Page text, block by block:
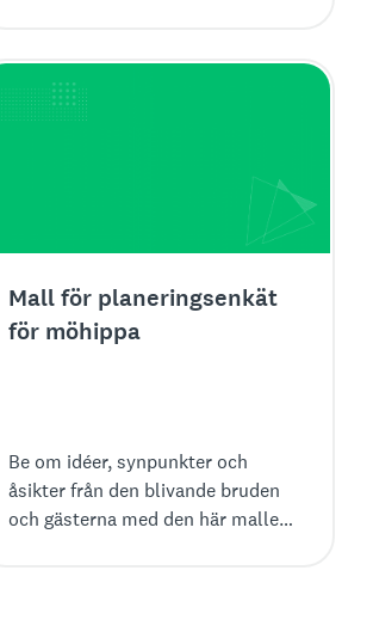
uppskattar!
Mall för planeringsenkät
för möhippa
Be om idéer, synpunkter och
åsikter från den blivande bruden
och gästerna med den här mallen